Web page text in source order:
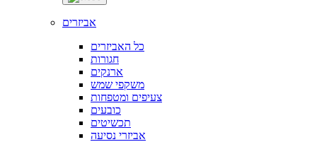
אביזרים
כל האביזרים
חגורות
ארנקים
משקפי שמש
צעיפים ומטפחות
כובעים
תכשיטים
אביזרי נסיעה